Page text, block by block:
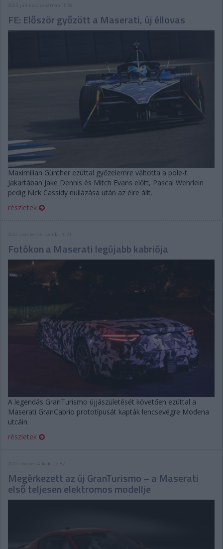
2023. június 4. vasárnap, 10:56
FE: Először győzött a Maserati, új éllovas
Maximilian Günther ezúttal győzelemre váltotta a pole-t
Jakartában Jake Dennis és Mitch Evans előtt, Pascal Wehrlein
pedig Nick Cassidy nullázása után az élre állt.
részletek
2022. október 26. szerda, 10:21
Fotókon a Maserati legújabb kabriója
A legendás GranTurismo újjászületését követően ezúttal a
Maserati GranCabrio prototípusát kapták lencsevégre Modena
utcáin.
részletek
2022. október 4. kedd, 12:57
Megérkezett az új GranTurismo – a Maserati
első teljesen elektromos modellje